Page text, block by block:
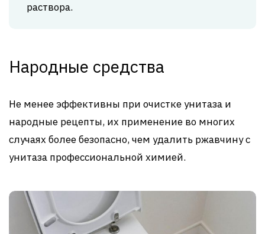
раствора.
Народные средства
Не менее эффективны при очистке унитаза и
народные рецепты, их применение во многих
случаях более безопасно, чем удалить ржавчину с
унитаза профессиональной химией.